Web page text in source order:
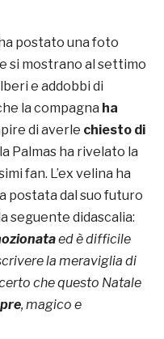
postato una foto
si mostrano al settimo
e addobbi di
la compagna ha
di averle chiesto di
Palmas ha rivelato la
fan. L’ex velina ha
postata dal suo futuro
seguente didascalia:
ed è difficile
la meraviglia di
che questo Natale
, magico e